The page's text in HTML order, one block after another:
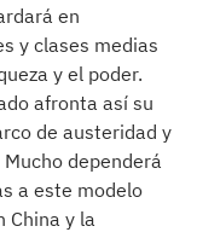
en
y clases medias
y el poder.
afronta así su
de austeridad y
dependerá
a este modelo
China y la